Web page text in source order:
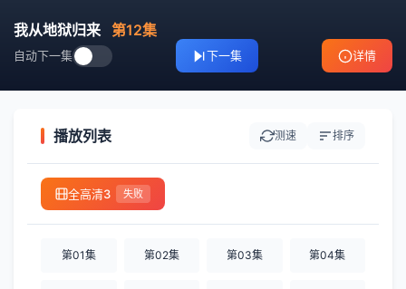
我从地狱归来 第12集
自动下一集 下一集 详情
播放列表 测速 排序
全高清3 失败
第01集 第02集 第03集 第04集